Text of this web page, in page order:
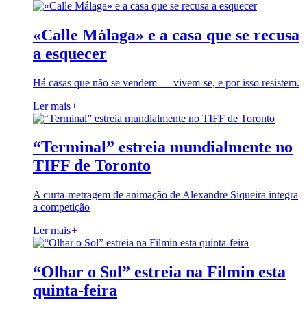
«Calle Málaga» e a casa que se recusa
a esquecer
Há casas que não se vendem — vivem-se, e por isso resistem.
Ler mais+
“Terminal” estreia mundialmente no
TIFF de Toronto
A curta-metragem de animação de Alexandre Siqueira integra
a competição
Ler mais+
“Olhar o Sol” estreia na Filmin esta
quinta-feira